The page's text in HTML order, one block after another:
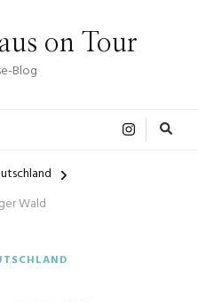
on Tour
Blog
Wald